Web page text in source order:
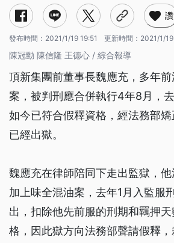
讚
發布時間： 2021/1/19 19:51 更新時間： 2021/1/
陳冠勳 陳信隆 王德心 / 綜合報導
頂新集團前董事長魏應充，多年
案，被判刑應合併執行4年8月，去
如今已符合假釋資格，經法務部
已經出獄。
魏應充在律師陪同下走出監獄，他
加上味全混油案，去年1月入監服
出，扣除他先前服的刑期和羈押
格，因此獄方向法務部聲請假釋